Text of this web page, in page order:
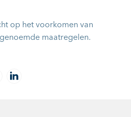
op het voorkomen van
maatregelen.